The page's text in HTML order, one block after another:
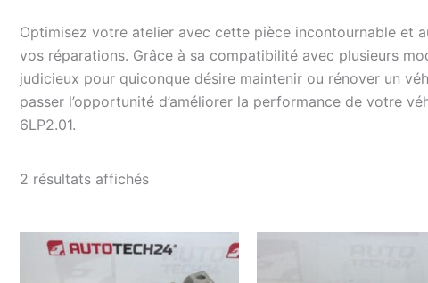
Optimisez votre atelier avec cette pièce incontournable et
vos réparations. Grâce à sa compatibilité avec plusieurs
judicieux pour quiconque désire maintenir ou rénover un
passer l’opportunité d’améliorer la performance de votre
6LP2.01.
2 résultats affichésTrié
au
plus